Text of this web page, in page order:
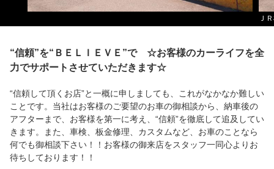
Ｊ
“信頼”を“ＢＥＬＩＥＶＥ”で ☆お客様のカーライフを全
力でサポートさせていただきます☆
“信頼して頂くお店”と一概に申しましても、これがなかなか難しい
ことです。当社はお客様のご要望のお車の御相談から、納車後の
アフターまで、お客様を第一に考え、“信頼”を徹底して追及してい
きます。また、車検、板金修理、カスタムなど、お車のことなら
何でも御相談下さい！！お客様の御来店をスタッフ一同心よりお
待ちしております！！